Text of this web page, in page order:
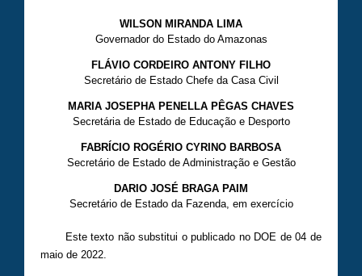
WILSON MIRANDA LIMA
Governador do Estado do Amazonas
FLÁVIO CORDEIRO ANTONY FILHO
Secretário de Estado Chefe da Casa Civil
MARIA JOSEPHA PENELLA PÊGAS CHAVES
Secretária de Estado de Educação e Desporto
FABRÍCIO ROGÉRIO CYRINO BARBOSA
Secretário de Estado de Administração e Gestão
DARIO JOSÉ BRAGA PAIM
Secretário de Estado da Fazenda, em exercício
Este texto não substitui o publicado no DOE de 04 de
maio de 2022.